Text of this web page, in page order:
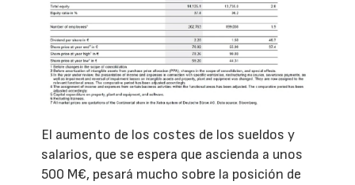
El aumento de los costes de los sueldos y
salarios, que se espera que ascienda a unos
500 M€, pesará mucho sobre la posición de